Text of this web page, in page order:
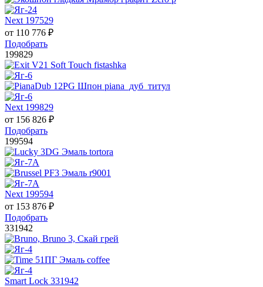
Next 197529
от 110 776 ₽
Подобрать
199829
Next 199829
от 156 826 ₽
Подобрать
199594
Next 199594
от 153 876 ₽
Подобрать
331942
Smart Lock 331942